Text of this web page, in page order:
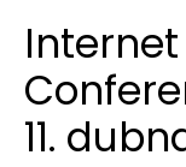
11.